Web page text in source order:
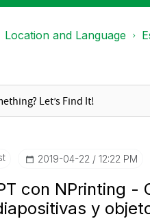
Location and Language
‎2019-04-22 12:22 PM
con NPrinting -
y